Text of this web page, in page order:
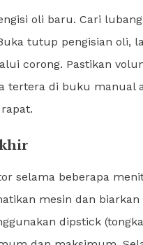
oli baru. Cari
tutup pengisian oli,
corong. Pastikan
tertera di buku
selama beberapa
mesin dan
dipstick